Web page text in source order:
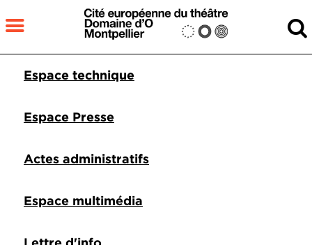
Aller au contenu principal
Espace technique
Espace Presse
Actes administratifs
Espace multimédia